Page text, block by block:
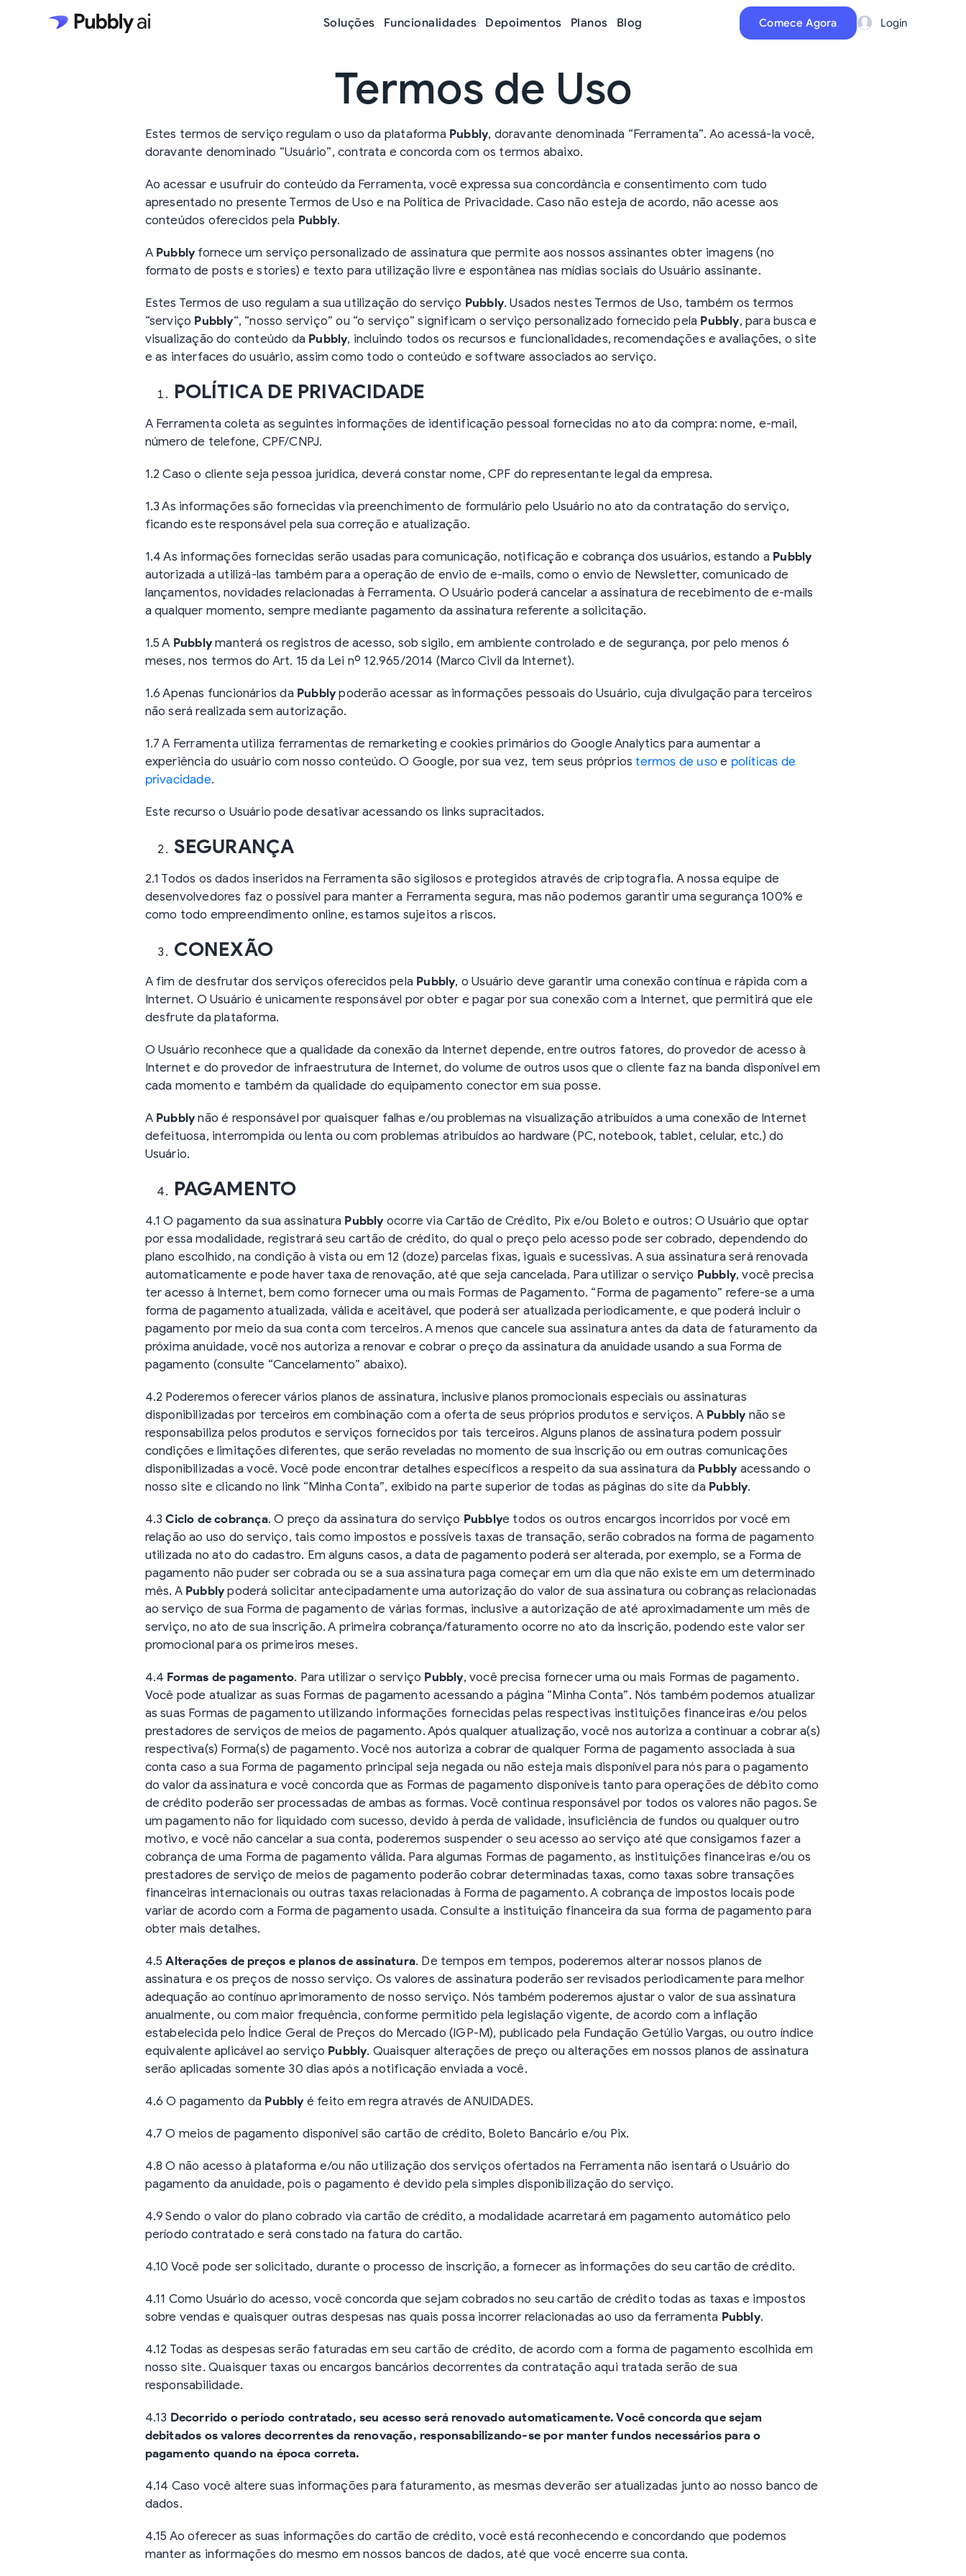
Soluções Funcionalidades Depoimentos Planos Blog Comece Agora Login
Termos de Uso
Estes termos de serviço regulam o uso da plataforma Pubbly, doravante denominada “Ferramenta”. Ao acessá-la você,
doravante denominado “Usuário”, contrata e concorda com os termos abaixo.
Ao acessar e usufruir do conteúdo da Ferramenta, você expressa sua concordância e consentimento com tudo
apresentado no presente Termos de Uso e na Política de Privacidade. Caso não esteja de acordo, não acesse aos
conteúdos oferecidos pela Pubbly.
A Pubbly fornece um serviço personalizado de assinatura que permite aos nossos assinantes obter imagens (no
formato de posts e stories) e texto para utilização livre e espontânea nas mídias sociais do Usuário assinante.
Estes Termos de uso regulam a sua utilização do serviço Pubbly. Usados nestes Termos de Uso, também os termos
“serviço Pubbly“, “nosso serviço” ou “o serviço” significam o serviço personalizado fornecido pela Pubbly, para busca e
visualização do conteúdo da Pubbly, incluindo todos os recursos e funcionalidades, recomendações e avaliações, o site
e as interfaces do usuário, assim como todo o conteúdo e software associados ao serviço.
POLÍTICA DE PRIVACIDADE
A Ferramenta coleta as seguintes informações de identificação pessoal fornecidas no ato da compra: nome, e-mail,
número de telefone, CPF/CNPJ.
1.2 Caso o cliente seja pessoa jurídica, deverá constar nome, CPF do representante legal da empresa.
1.3 As informações são fornecidas via preenchimento de formulário pelo Usuário no ato da contratação do serviço,
ficando este responsável pela sua correção e atualização.
1.4 As informações fornecidas serão usadas para comunicação, notificação e cobrança dos usuários, estando a Pubbly
autorizada a utilizá-las também para a operação de envio de e-mails, como o envio de Newsletter, comunicado de
lançamentos, novidades relacionadas à Ferramenta. O Usuário poderá cancelar a assinatura de recebimento de e-mails
a qualquer momento, sempre mediante pagamento da assinatura referente a solicitação.
1.5 A Pubblymanterá os registros de acesso, sob sigilo, em ambiente controlado e de segurança, por pelo menos 6
meses, nos termos do Art. 15 da Lei nº 12.965/2014 (Marco Civil da Internet).
1.6 Apenas funcionários da Pubblypoderão acessar as informações pessoais do Usuário, cuja divulgação para terceiros
não será realizada sem autorização.
1.7 A Ferramenta utiliza ferramentas de remarketing e cookies primários do Google Analytics para aumentar a
experiência do usuário com nosso conteúdo. O Google, por sua vez, tem seus própriostermos de usoe políticas de
privacidade.
Este recurso o Usuário pode desativar acessando os links supracitados.
SEGURANÇA
2.1 Todos os dados inseridos na Ferramenta são sigilosos e protegidos através de criptografia. A nossa equipe de
desenvolvedores faz o possível para manter a Ferramenta segura, mas não podemos garantir uma segurança 100% e
como todo empreendimento online, estamos sujeitos a riscos.
CONEXÃO
A fim de desfrutar dos serviços oferecidos pela Pubbly, o Usuário deve garantir uma conexão contínua e rápida com a
Internet. O Usuário é unicamente responsável por obter e pagar por sua conexão com a Internet, que permitirá que ele
desfrute da plataforma.
O Usuário reconhece que a qualidade da conexão da Internet depende, entre outros fatores, do provedor de acesso à
Internet e do provedor de infraestrutura de Internet, do volume de outros usos que o cliente faz na banda disponível em
cada momento e também da qualidade do equipamento conector em sua posse.
A Pubblynão é responsável por quaisquer falhas e/ou problemas na visualização atribuídos a uma conexão de Internet
defeituosa, interrompida ou lenta ou com problemas atribuídos ao hardware (PC, notebook, tablet, celular, etc.) do
Usuário.
PAGAMENTO
4.1 O pagamento da sua assinatura Pubbly ocorre via Cartão de Crédito, Pix e/ou Boleto e outros: O Usuário que optar
por essa modalidade, registrará seu cartão de crédito, do qual o preço pelo acesso pode ser cobrado, dependendo do
plano escolhido, na condição à vista ou em 12 (doze) parcelas fixas, iguais e sucessivas. A sua assinatura será renovada
automaticamente e pode haver taxa de renovação, até que seja cancelada. Para utilizar o serviço Pubbly, você precisa
ter acesso à Internet, bem como fornecer uma ou mais Formas de Pagamento. “Forma de pagamento” refere-se a uma
forma de pagamento atualizada, válida e aceitável, que poderá ser atualizada periodicamente, e que poderá incluir o
pagamento por meio da sua conta com terceiros. A menos que cancele sua assinatura antes da data de faturamento da
próxima anuidade, você nos autoriza a renovar e cobrar o preço da assinatura da anuidade usando a sua Forma de
pagamento (consulte “Cancelamento” abaixo).
4.2 Poderemos oferecer vários planos de assinatura, inclusive planos promocionais especiais ou assinaturas
disponibilizadas por terceiros em combinação com a oferta de seus próprios produtos e serviços. A Pubbly não se
responsabiliza pelos produtos e serviços fornecidos por tais terceiros. Alguns planos de assinatura podem possuir
condições e limitações diferentes, que serão reveladas no momento de sua inscrição ou em outras comunicações
disponibilizadas a você. Você pode encontrar detalhes específicos a respeito da sua assinatura da Pubbly acessando o
nosso site e clicando no link “Minha Conta”, exibido na parte superior de todas as páginas do site da Pubbly.
4.3Ciclo de cobrança. O preço da assinatura do serviço Pubblye todos os outros encargos incorridos por você em
relação ao uso do serviço, tais como impostos e possíveis taxas de transação, serão cobrados na forma de pagamento
utilizada no ato do cadastro. Em alguns casos, a data de pagamento poderá ser alterada, por exemplo, se a Forma de
pagamento não puder ser cobrada ou se a sua assinatura paga começar em um dia que não existe em um determinado
mês. A Pubblypoderá solicitar antecipadamente uma autorização do valor de sua assinatura ou cobranças relacionadas
ao serviço de sua Forma de pagamento de várias formas, inclusive a autorização de até aproximadamente um mês de
serviço, no ato de sua inscrição. A primeira cobrança/faturamento ocorre no ato da inscrição, podendo este valor ser
promocional para os primeiros meses.
4.4 Formas de pagamento. Para utilizar o serviço Pubbly, você precisa fornecer uma ou mais Formas de pagamento.
Você pode atualizar as suas Formas de pagamento acessando a página “Minha Conta”. Nós também podemos atualizar
as suas Formas de pagamento utilizando informações fornecidas pelas respectivas instituições financeiras e/ou pelos
prestadores de serviços de meios de pagamento. Após qualquer atualização, você nos autoriza a continuar a cobrar a(s)
respectiva(s) Forma(s) de pagamento. Você nos autoriza a cobrar de qualquer Forma de pagamento associada à sua
conta caso a sua Forma de pagamento principal seja negada ou não esteja mais disponível para nós para o pagamento
do valor da assinatura e você concorda que as Formas de pagamento disponíveis tanto para operações de débito como
de crédito poderão ser processadas de ambas as formas. Você continua responsável por todos os valores não pagos. Se
um pagamento não for liquidado com sucesso, devido à perda de validade, insuficiência de fundos ou qualquer outro
motivo, e você não cancelar a sua conta, poderemos suspender o seu acesso ao serviço até que consigamos fazer a
cobrança de uma Forma de pagamento válida. Para algumas Formas de pagamento, as instituições financeiras e/ou os
prestadores de serviço de meios de pagamento poderão cobrar determinadas taxas, como taxas sobre transações
financeiras internacionais ou outras taxas relacionadas à Forma de pagamento. A cobrança de impostos locais pode
variar de acordo com a Forma de pagamento usada. Consulte a instituição financeira da sua forma de pagamento para
obter mais detalhes.
4.5Alterações de preços e planos de assinatura. De tempos em tempos, poderemos alterar nossos planos de
assinatura e os preços de nosso serviço. Os valores de assinatura poderão ser revisados periodicamente para melhor
adequação ao contínuo aprimoramento de nosso serviço. Nós também poderemos ajustar o valor de sua assinatura
anualmente, ou com maior frequência, conforme permitido pela legislação vigente, de acordo com a inflação
estabelecida pelo Índice Geral de Preços do Mercado (IGP-M), publicado pela Fundação Getúlio Vargas, ou outro índice
equivalente aplicável ao serviço Pubbly. Quaisquer alterações de preço ou alterações em nossos planos de assinatura
serão aplicadas somente 30 dias após a notificação enviada a você.
4.6 O pagamento da Pubbly é feito em regra através de ANUIDADES.
4.7 O meios de pagamento disponível são cartão de crédito, Boleto Bancário e/ou Pix.
4.8 O não acesso à plataforma e/ou não utilização dos serviços ofertados na Ferramenta não isentará o Usuário do
pagamento da anuidade, pois o pagamento é devido pela simples disponibilização do serviço.
4.9 Sendo o valor do plano cobrado via cartão de crédito, a modalidade acarretará em pagamento automático pelo
período contratado e será constado na fatura do cartão.
4.10 Você pode ser solicitado, durante o processo de inscrição, a fornecer as informações do seu cartão de crédito.
4.11 Como Usuário do acesso, você concorda que sejam cobrados no seu cartão de crédito todas as taxas e impostos
sobre vendas e quaisquer outras despesas nas quais possa incorrer relacionadas ao uso da ferramenta Pubbly.
4.12 Todas as despesas serão faturadas em seu cartão de crédito, de acordo com a forma de pagamento escolhida em
nosso site. Quaisquer taxas ou encargos bancários decorrentes da contratação aqui tratada serão de sua
responsabilidade.
4.13 Decorrido o período contratado, seu acesso será renovado automaticamente. Você concorda que sejam
debitados os valores decorrentes da renovação, responsabilizando-se por manter fundos necessários para o
pagamento quando na época correta.
4.14 Caso você altere suas informações para faturamento, as mesmas deverão ser atualizadas junto ao nosso banco de
dados.
4.15 Ao oferecer as suas informações do cartão de crédito, você está reconhecendo e concordando que podemos
manter as informações do mesmo em nossos bancos de dados, até que você encerre sua conta.